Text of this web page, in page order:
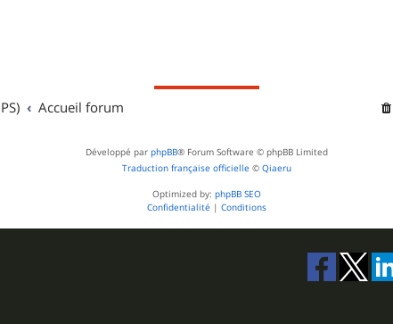
Accueil forum
Développé par phpBB® Forum Software © phpBB Limited
Traduction française officielle © Qiaeru
Optimized by: phpBB SEO
Confidentialité | Conditions